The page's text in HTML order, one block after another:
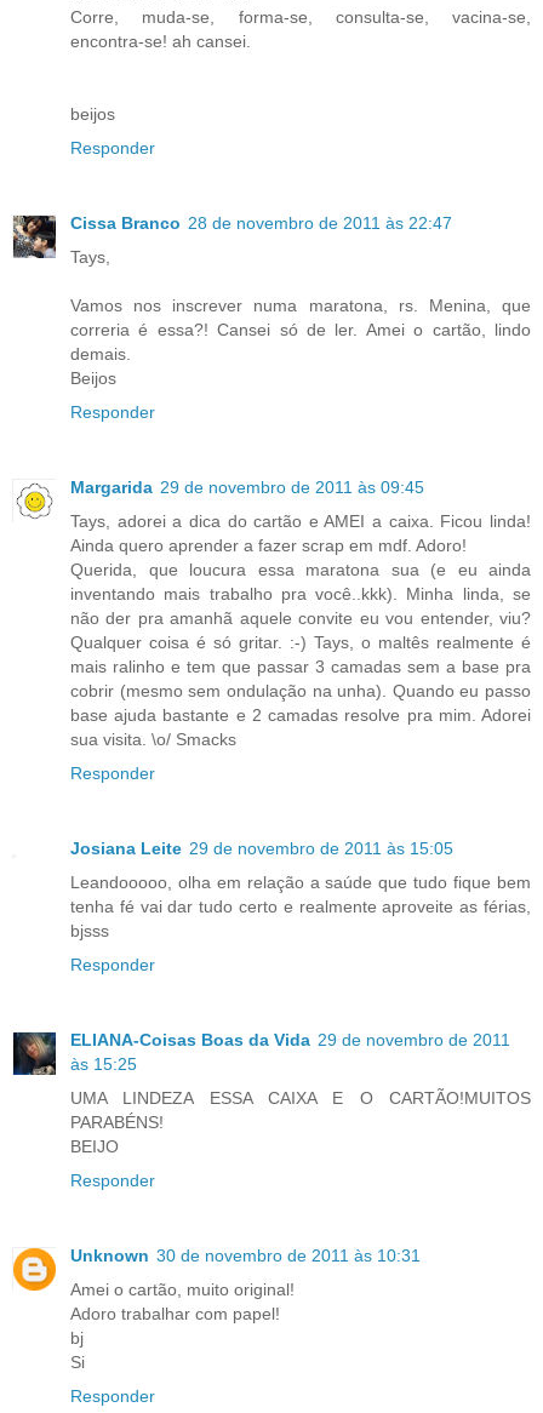
Corre, muda-se, forma-se, consulta-se, vacina-se,
encontra-se! ah cansei.
beijos
Responder
Cissa Branco 28 de novembro de 2011 às 22:47
Tays,
Vamos nos inscrever numa maratona, rs. Menina, que
correria é essa?! Cansei só de ler. Amei o cartão, lindo
demais.
Beijos
Responder
Margarida 29 de novembro de 2011 às 09:45
Tays, adorei a dica do cartão e AMEI a caixa. Ficou linda!
Ainda quero aprender a fazer scrap em mdf. Adoro!
Querida, que loucura essa maratona sua (e eu ainda
inventando mais trabalho pra você..kkk). Minha linda, se
não der pra amanhã aquele convite eu vou entender, viu?
Qualquer coisa é só gritar. :-) Tays, o maltês realmente é
mais ralinho e tem que passar 3 camadas sem a base pra
cobrir (mesmo sem ondulação na unha). Quando eu passo
base ajuda bastante e 2 camadas resolve pra mim. Adorei
sua visita. \o/ Smacks
Responder
Josiana Leite 29 de novembro de 2011 às 15:05
Leandooooo, olha em relação a saúde que tudo fique bem
tenha fé vai dar tudo certo e realmente aproveite as férias,
bjsss
Responder
ELIANA-Coisas Boas da Vida 29 de novembro de 2011
às 15:25
UMA LINDEZA ESSA CAIXA E O CARTÃO!MUITOS
PARABÉNS!
BEIJO
Responder
Unknown 30 de novembro de 2011 às 10:31
Amei o cartão, muito original!
Adoro trabalhar com papel!
bj
Si
Responder